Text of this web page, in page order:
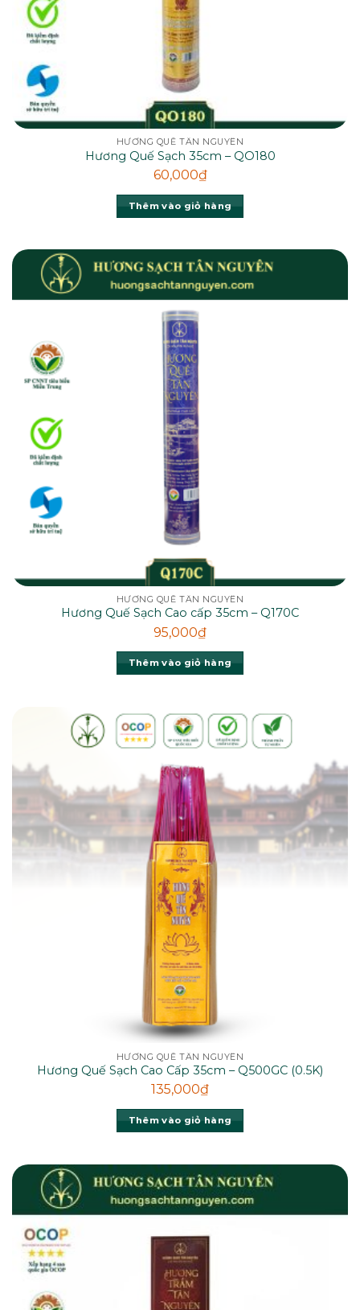
HƯƠNG QUẾ TÂN NGUYÊN
Hương Quế Sạch 35cm – QO180
60,000₫
Thêm vào giỏ hàng
HƯƠNG QUẾ TÂN NGUYÊN
Hương Quế Sạch Cao cấp 35cm – Q170C
95,000₫
Thêm vào giỏ hàng
HƯƠNG QUẾ TÂN NGUYÊN
Hương Quế Sạch Cao Cấp 35cm – Q500GC (0.5K)
135,000₫
Thêm vào giỏ hàng